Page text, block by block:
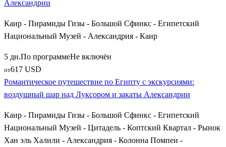
Александрии
Каир - Пирамиды Гизы - Большой Сфинкс - Египетский
Национальный Музей - Александрия - Каир
5 дн.По программеНе включён
от617 USD
Романтическое путешествие по Египту с экскурсиями:
воздушный шар над Луксором и закаты Александрии
Каир - Пирамиды Гизы - Большой Сфинкс - Египетский
Национальный Музей - Цитадель - Коптский Квартал - Рынок
Хан эль Халили - Александрия - Колонна Помпеи -